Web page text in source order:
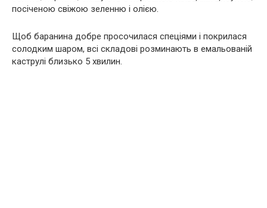
посіченою свіжою зеленню і олією.
Щоб баранина добре просочилася спеціями і покрилася
солодким шаром, всі складові розминають в емальованій
каструлі близько 5 хвилин.